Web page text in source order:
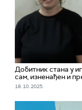
Добитник стана у
сам, изненађен и
18. 10. 2025.